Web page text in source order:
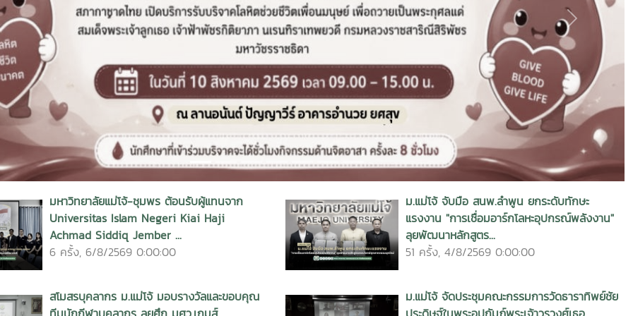
Next
มหาวิทยาลัยแม่โจ้-ชุมพร ต้อนรับผู้แทนจาก
Universitas Islam Negeri Kiai Haji
Achmad Siddiq Jember ...
6 ครั้ง, 6/8/2569 0:00:00
ม.แม่โจ้ จับมือ สนพ.ลำพูน ยกระดับทักษะ
แรงงาน "การเชื่อมอาร์กโลหะอุปกรณ์พลังงาน"
ลุยพัฒนาหลักสูตร...
51 ครั้ง, 4/8/2569 0:00:00
สโมสรบุคลากร ม.แม่โจ้ มอบรางวัลและขอบคุณ
ม.แม่โจ้ จัดประชุมคณะกรรมการวัดธาราทิพย์ชัย